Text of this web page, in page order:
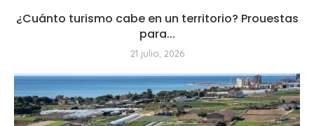
¿Cuánto turismo cabe en un territorio? Prouestas
para...
21 julio, 2026